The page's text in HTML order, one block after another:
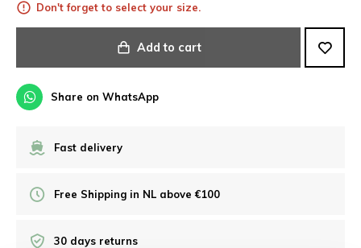
Don't forget to select your size.
Add to cart
Share on WhatsApp
Fast delivery
Free Shipping in NL above €100
30 days returns